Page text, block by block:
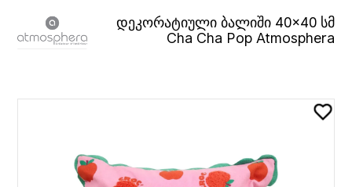
დეკორატიული ბალიში 40×40 სმ
Cha Cha Pop Atmosphera